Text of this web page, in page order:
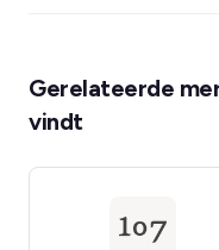
Gerelateerde
vindt